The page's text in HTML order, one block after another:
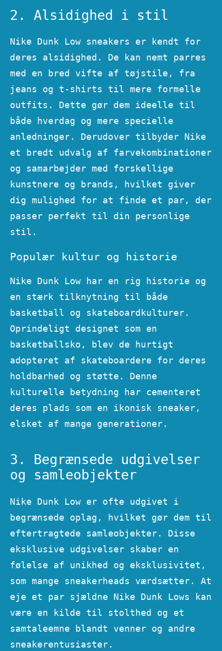
2. Alsidighed i stil
Nike Dunk Low sneakers er kendt for
deres alsidighed. De kan nemt parres
med en bred vifte af tøjstile, fra
jeans og t-shirts til mere formelle
outfits. Dette gør dem ideelle til
både hverdag og mere specielle
anledninger. Derudover tilbyder Nike
et bredt udvalg af farvekombinationer
og samarbejder med forskellige
kunstnere og brands, hvilket giver
dig mulighed for at finde et par, der
passer perfekt til din personlige
stil.
Populær kultur og historie
Nike Dunk Low har en rig historie og
en stærk tilknytning til både
basketball og skateboardkulturer.
Oprindeligt designet som en
basketballsko, blev de hurtigt
adopteret af skateboardere for deres
holdbarhed og støtte. Denne
kulturelle betydning har cementeret
deres plads som en ikonisk sneaker,
elsket af mange generationer.
3. Begrænsede udgivelser
og samleobjekter
Nike Dunk Low er ofte udgivet i
begrænsede oplag, hvilket gør dem til
eftertragtede samleobjekter. Disse
eksklusive udgivelser skaber en
følelse af unikhed og eksklusivitet,
som mange sneakerheads værdsætter. At
eje et par sjældne Nike Dunk Lows kan
være en kilde til stolthed og et
samtaleemne blandt venner og andre
sneakerentusiaster.